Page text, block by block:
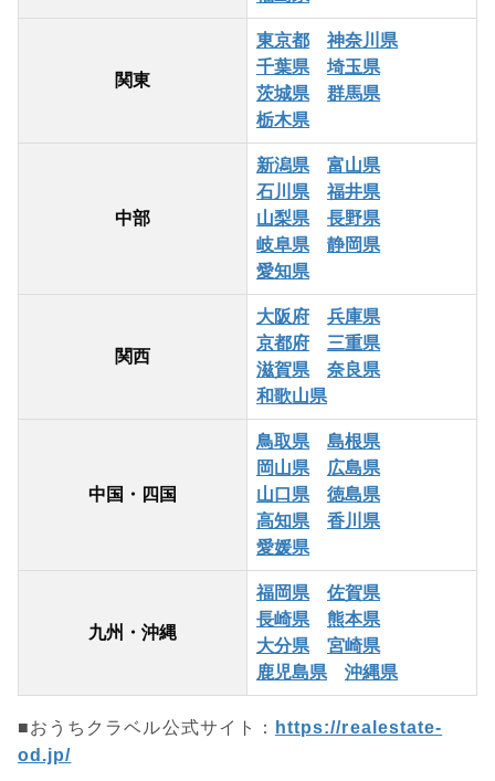
関東
東京都
神奈川県
千葉県
埼玉県
茨城県
群馬県
栃木県
中部
新潟県
富山県
石川県
福井県
山梨県
長野県
岐阜県
静岡県
愛知県
関西
大阪府
兵庫県
京都府
三重県
滋賀県
奈良県
和歌山県
中国・四国
鳥取県
島根県
岡山県
広島県
山口県
徳島県
高知県
香川県
愛媛県
九州・沖縄
福岡県
佐賀県
長崎県
熊本県
大分県
宮崎県
鹿児島県
沖縄県
■おうちクラベル公式サイト：
https://realestate-
od.jp/